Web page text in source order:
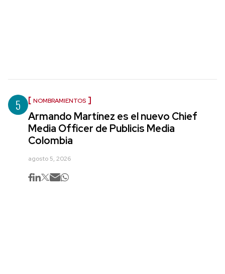
5 NOMBRAMIENTOS
Armando Martínez es el nuevo Chief
Media Officer de Publicis Media
Colombia
agosto 5, 2026